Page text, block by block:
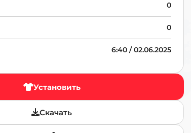
0
0
6:40 / 02.06.2025
Установить
Скачать